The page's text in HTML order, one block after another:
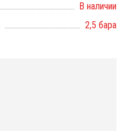
В наличии
2,5 бара